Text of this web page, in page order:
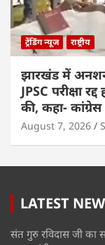
ट्रेंडिंग न्यूज राष्ट्रीय
झारखंड में अनशन
JPSC परीक्षा
की, कहा-
August 7, 2026
LATEST
संत गुरु रविदास जी का